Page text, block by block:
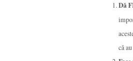
Dă
că